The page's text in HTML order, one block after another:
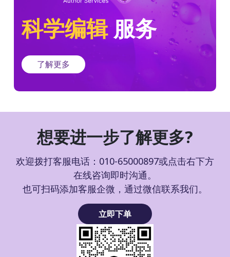
科学编辑 服务
了解更多
想要进一步了解更多?
欢迎拨打客服电话：010-65000897或点击右下方
在线咨询即时沟通。
也可扫码添加客服企微，通过微信联系我们。
立即下单